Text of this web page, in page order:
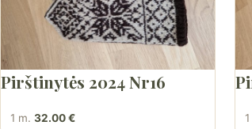
Pirštinytės 2024 Nr16
1 m. 32.00 €